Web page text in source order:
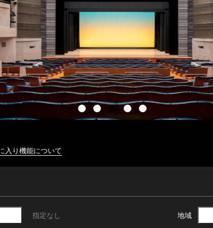
入り機能について
指定なし 地域